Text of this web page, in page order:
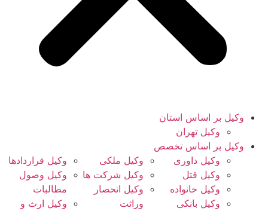
وکیل بر اساس استان
وکیل تهران
وکیل بر اساس تخصص
وکیل داوری
وکیل قتل
وکیل خانواده
وکیل بانکی
وکیل ملکی
وکیل شرکت ها
وکیل انحصار
وراثت
وکیل قراردادها
وکیل وصول
مطالبات
وکیل ارث و